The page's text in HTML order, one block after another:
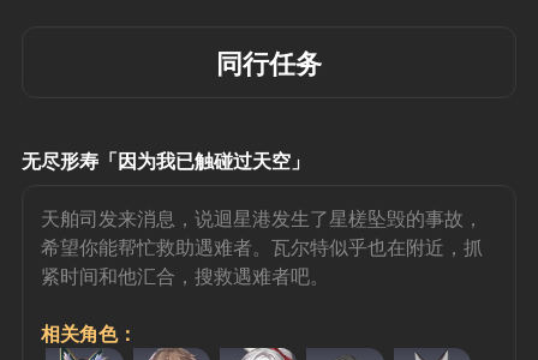
同行任务
无尽形寿「因为我已触碰过天空」
天舶司发来消息，说迴星港发生了星槎坠毁的事故，
希望你能帮忙救助遇难者。瓦尔特似乎也在附近，抓
紧时间和他汇合，搜救遇难者吧。
相关角色：